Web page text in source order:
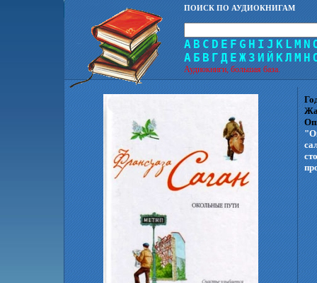
ПОИСК ПО АУДИОКНИГАМ
A B C D E F G H I J K L M N
А Б В Г Д Е Ж З И Й КЛ М Н
Аудиокниги, большая база.